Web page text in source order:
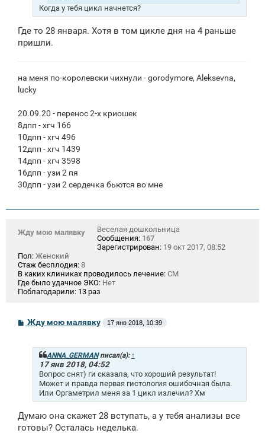
Когда у тебя цикл начнется?
Где то 28 января. Хотя в том цикле дня на 4 раньше
пришли.
на меня по-королевски чихнули - gorodymore, Aleksevna,
lucky
20.09.20 - перенос 2-х криошек
8дпп - хгч 166
10дпп - хгч 496
12дпп - хгч 1439
14дпп - хгч 3598
16дпп - узи 2 пя
30дпп - узи 2 сердечка бьются во мне
Жду мою малявку
Веселая дошкольница
Сообщения: 167
Зарегистрирован: 19 окт 2017, 08:52
Пол: Женский
Стаж бесплодия: 8
В каких клиниках проводилось лечение: СМ
Где было удачное ЭКО: Нет
Поблагодарили: 13 раз
СЖду мою малявку 17 янв 2018, 10:39
ANNA_GERMANписал(а): ↑
17 янв 2018, 04:52
Вопрос снят) ги сказала, что хороший результат!
Может и правда первая гистология ошибочная была.
Или Оргаметрил меня за 1 цикл излечил? Хм
Думаю она скажет 28 вступать, а у тебя анализы все
готовы? Осталась неделька.